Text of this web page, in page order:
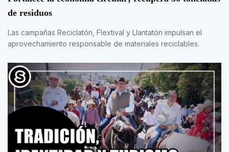
de residuos
Las campañas Reciclatón, Flextival y Llantatón impulsan el
aprovechamiento responsable de materiales reciclables.